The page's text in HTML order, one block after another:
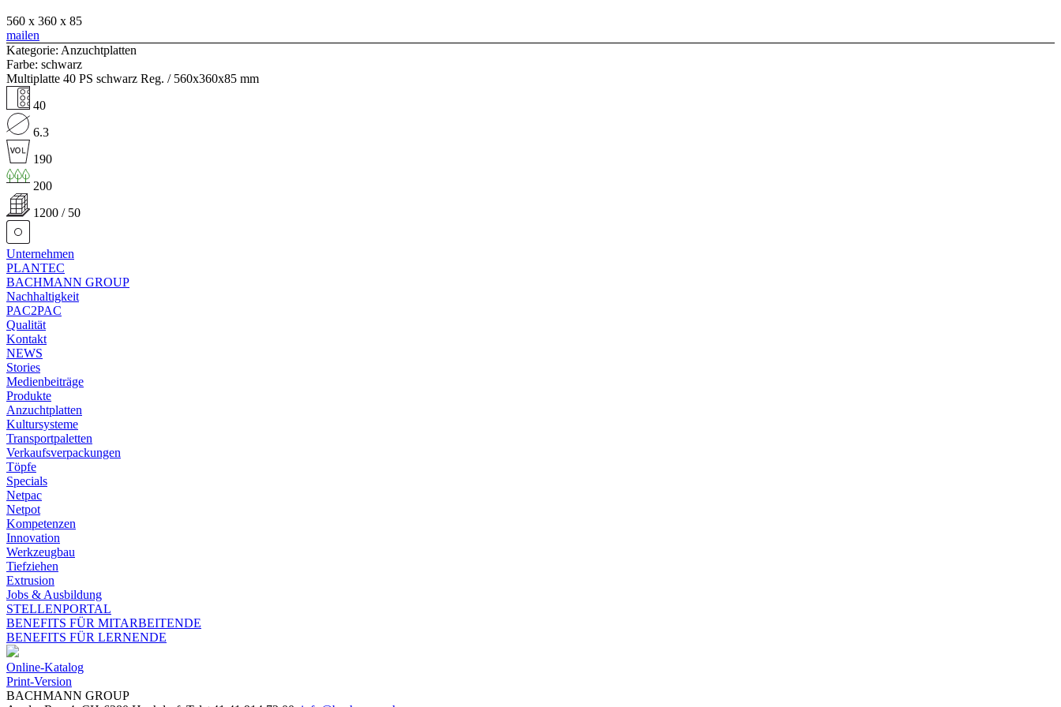
560 x 360 x 85
mailen
Kategorie: Anzuchtplatten
Farbe: schwarz
Multiplatte 40 PS schwarz Reg. / 560x360x85 mm
40
6.3
190
200
1200 / 50
Unternehmen
PLANTEC
BACHMANN GROUP
Nachhaltigkeit
PAC2PAC
Qualität
Kontakt
NEWS
Stories
Medienbeiträge
Produkte
Anzuchtplatten
Kultursysteme
Transportpaletten
Verkaufsverpackungen
Töpfe
Specials
Netpac
Netpot
Kompetenzen
Innovation
Werkzeugbau
Tiefziehen
Extrusion
Jobs & Ausbildung
STELLENPORTAL
BENEFITS FÜR MITARBEITENDE
BENEFITS FÜR LERNENDE
Online-Katalog
Print-Version
BACHMANN GROUP